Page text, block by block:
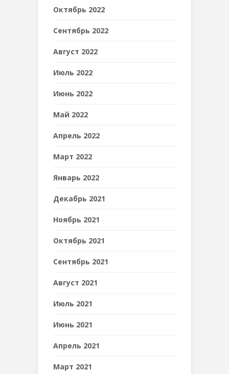
Октябрь 2022
Сентябрь 2022
Август 2022
Июль 2022
Июнь 2022
Май 2022
Апрель 2022
Март 2022
Январь 2022
Декабрь 2021
Ноябрь 2021
Октябрь 2021
Сентябрь 2021
Август 2021
Июль 2021
Июнь 2021
Апрель 2021
Март 2021